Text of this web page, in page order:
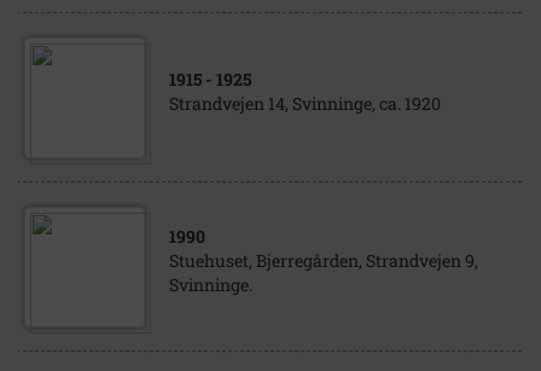
1915 - 1925
Strandvejen 14, Svinninge, ca. 1920
1990
Stuehuset, Bjerregården, Strandvejen 9,
Svinninge.